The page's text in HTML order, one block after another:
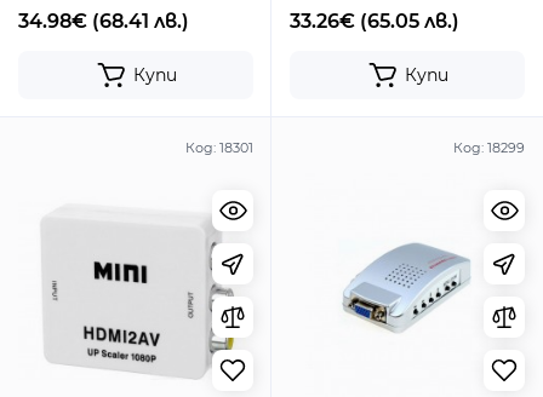
34.98€ (68.41 лв.)
Купи
33.26€ (65.05 лв.)
Купи
Код: 18301 Код: 18299